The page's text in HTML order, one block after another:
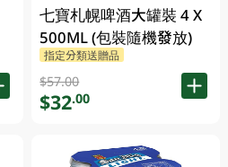
七寶札幌啤酒大罐裝 4 X
500ML (包裝隨機發放)
指定分類送贈品
$57.00
$32.00